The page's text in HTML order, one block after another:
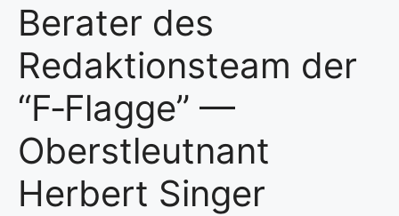
Berater des
Redaktionsteam der
“F‑Flagge” —
Oberstleutnant
Herbert Singer